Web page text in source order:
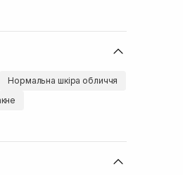
Нормальна шкіра обличчя